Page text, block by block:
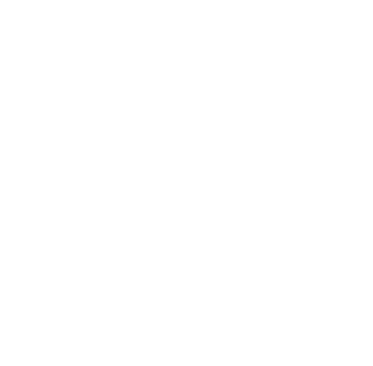
महर्जन, मेयरका उम्मेदवार, कीर्तिपुर
एमाले गठबन्धनका उम्मेदवारको समर्थन